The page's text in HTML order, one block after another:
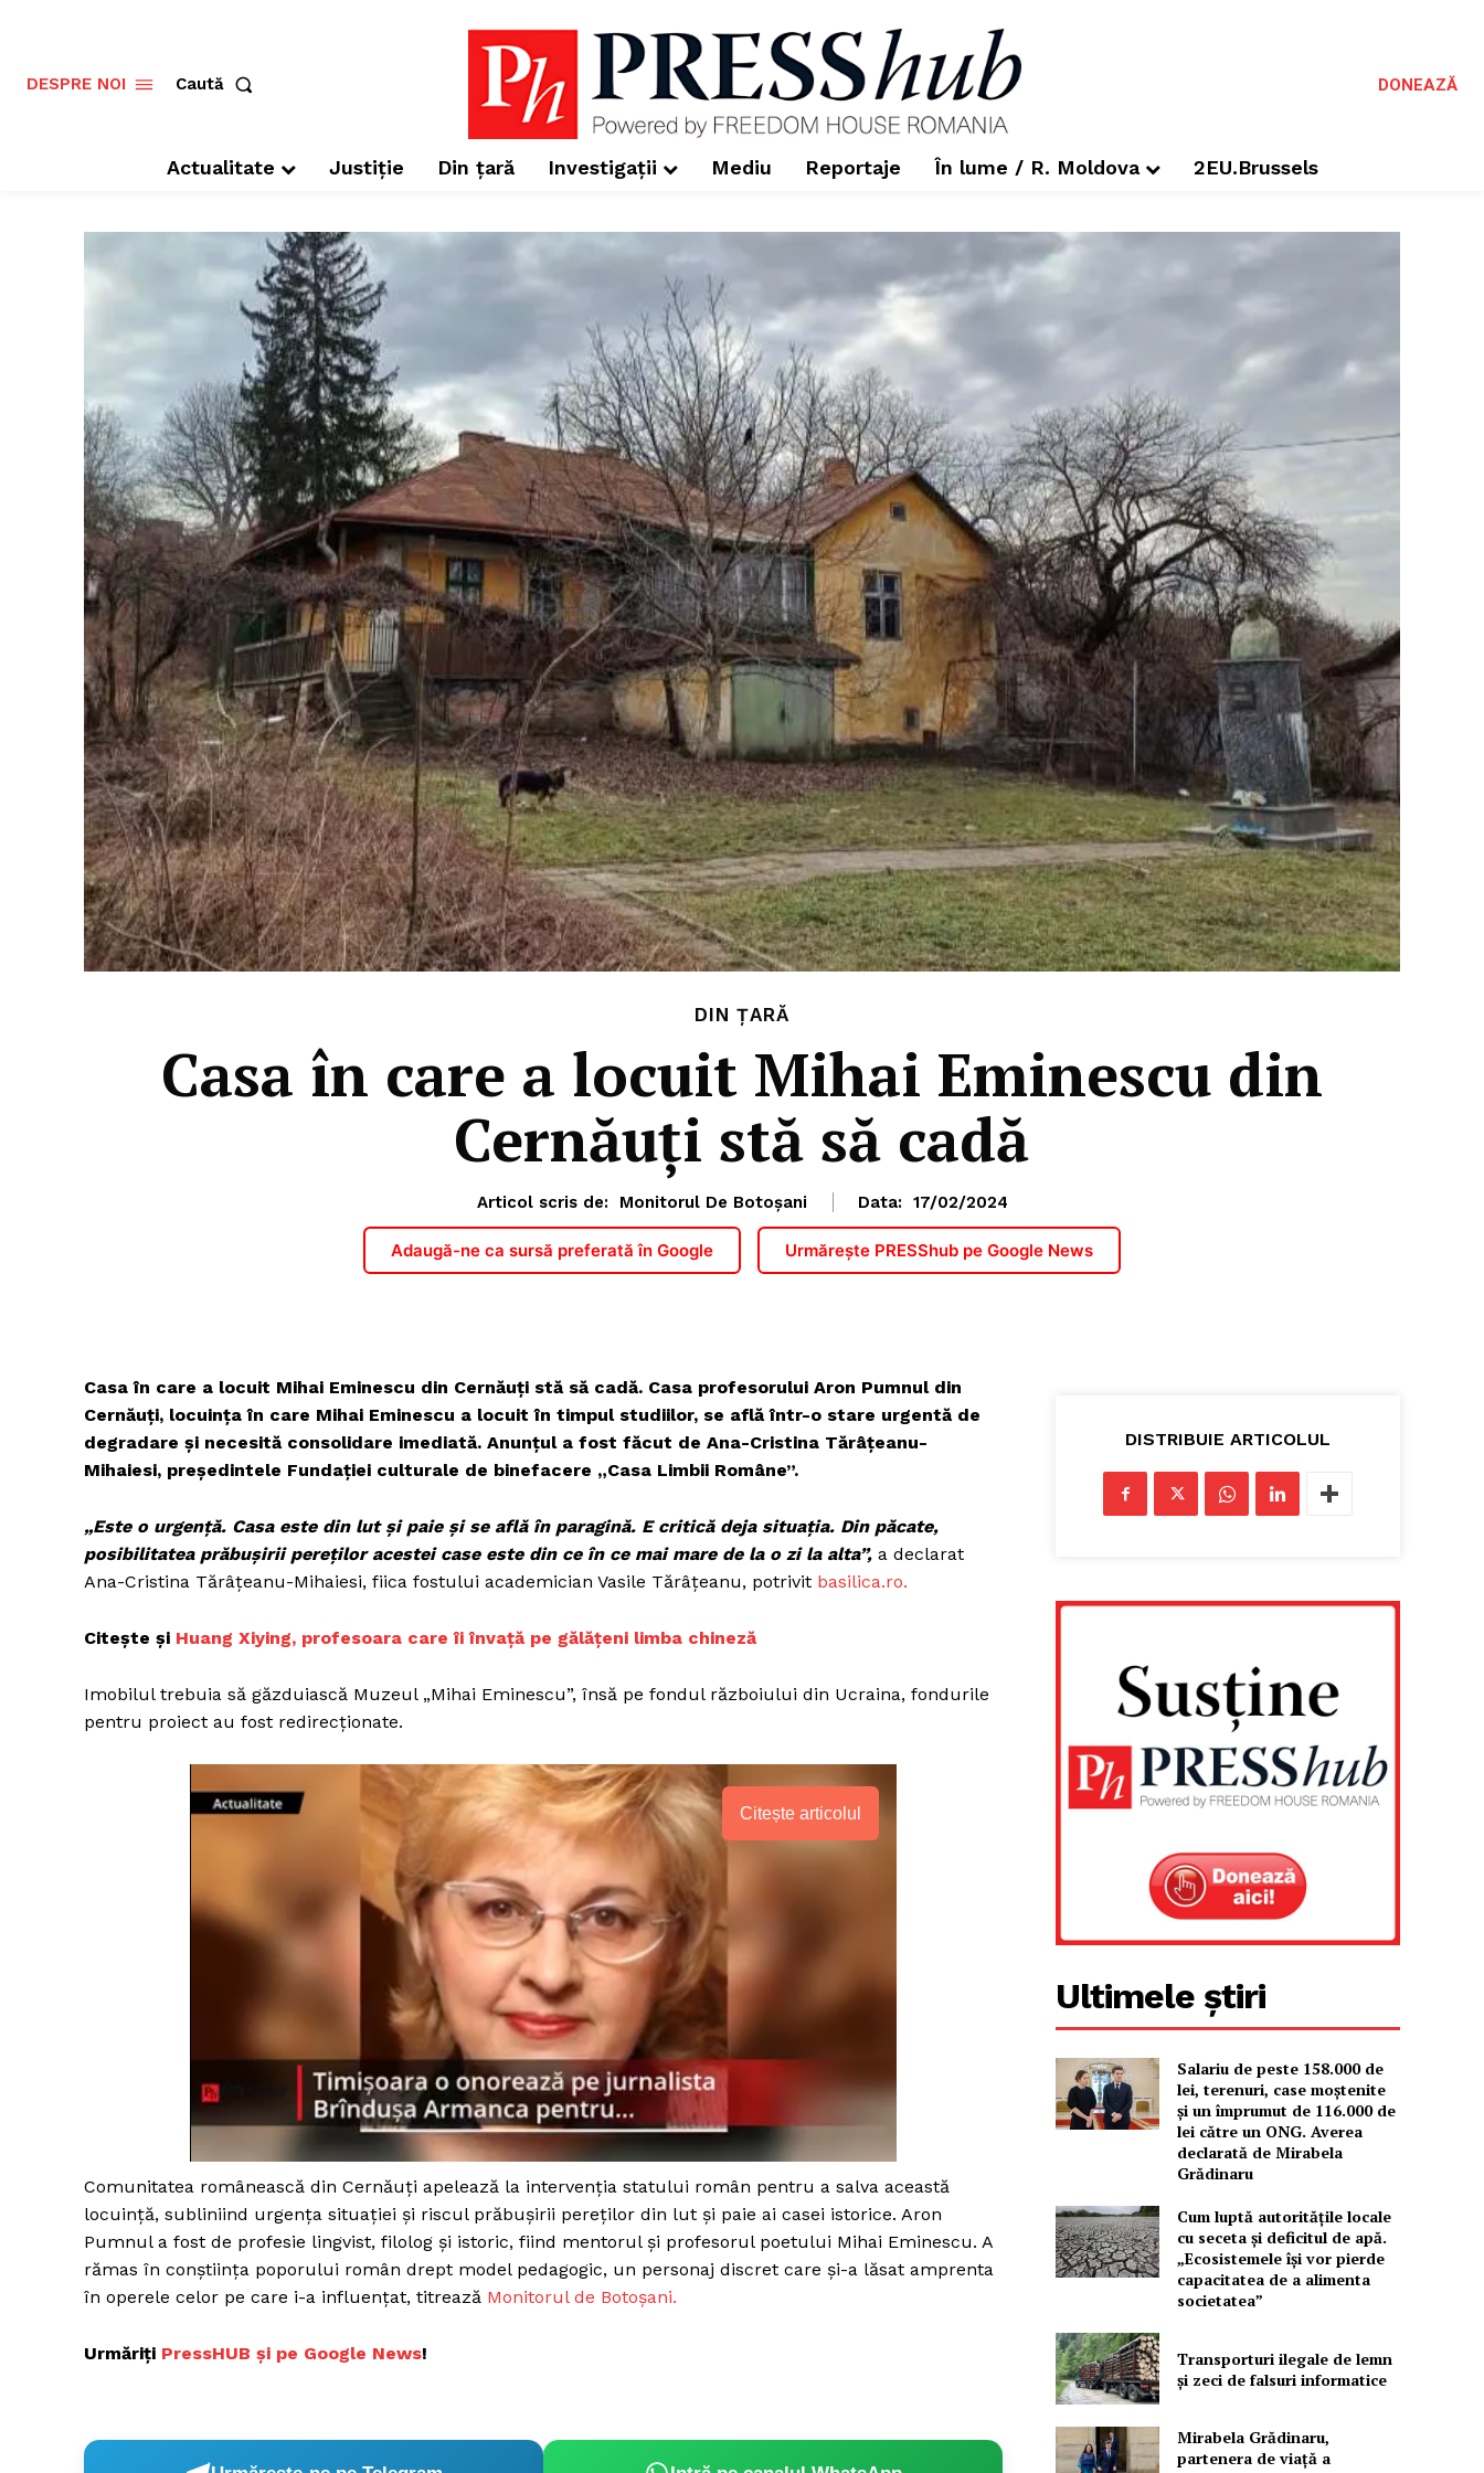
DESPRE NOI Caută DONEAZĂ
Actualitate Justiție Din țară Investigații Mediu Reportaje În lume / R. Moldova 2EU.Brussels
DIN ȚARĂ
Casa în care a locuit Mihai Eminescu din
Cernăuți stă să cadă
Articol scris de: Monitorul De Botoșani Data: 17/02/2024
Adaugă-ne ca sursă preferată în Google Urmărește PRESShub pe Google News
Casa în care a locuit Mihai Eminescu din Cernăuți stă să cadă. Casa profesorului Aron Pumnul din
Cernăuți, locuința în care Mihai Eminescu a locuit în timpul studiilor, se află într-o stare urgentă de
degradare și necesită consolidare imediată. Anunțul a fost făcut de Ana-Cristina Tărâţeanu-
Mihaiesi, președintele Fundației culturale de binefacere „Casa Limbii Române”.
„Este o urgenţă. Casa este din lut şi paie şi se află în paragină. E critică deja situaţia. Din păcate,
posibilitatea prăbuşirii pereţilor acestei case este din ce în ce mai mare de la o zi la alta”, a declarat
Ana-Cristina Tărâţeanu-Mihaiesi, fiica fostului academician Vasile Tărâţeanu, potrivit basilica.ro.
Citește și Huang Xiying, profesoara care îi învaţă pe gălăţeni limba chineză
Imobilul trebuia să găzduiască Muzeul „Mihai Eminescu”, însă pe fondul războiului din Ucraina, fondurile
pentru proiect au fost redirecționate.
Citește articolul
Comunitatea românească din Cernăuți apelează la intervenția statului român pentru a salva această
locuință, subliniind urgența situației și riscul prăbușirii pereților din lut și paie ai casei istorice. Aron
Pumnul a fost de profesie lingvist, filolog și istoric, fiind mentorul și profesorul poetului Mihai Eminescu. A
rămas în conștiința poporului român drept model pedagogic, un personaj discret care și-a lăsat amprenta
în operele celor pe care i-a influențat, titrează Monitorul de Botoșani.
Urmăriți PressHUB și pe Google News!
DISTRIBUIE ARTICOLUL
Ultimele știri
Salariu de peste 158.000 de
lei, terenuri, case moștenite
și un împrumut de 116.000 de
lei către un ONG. Averea
declarată de Mirabela
Grădinaru
Cum luptă autoritățile locale
cu seceta și deficitul de apă.
„Ecosistemele își vor pierde
capacitatea de a alimenta
societatea”
Transporturi ilegale de lemn
și zeci de falsuri informatice
Mirabela Grădinaru,
partenera de viață a